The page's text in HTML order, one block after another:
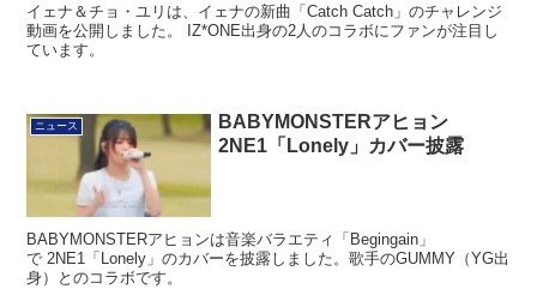
イェナ＆チョ・ユリは、イェナの新曲「Catch Catch」のチャレンジ
動画を公開しました。 IZ*ONE出身の2人のコラボにファンが注目し
ています。
ニュース
BABYMONSTERアヒョン
2NE1「Lonely」カバー披露
BABYMONSTERアヒョンは音楽バラエティ「Begingain」
で 2NE1「Lonely」のカバーを披露しました。歌手のGUMMY（YG出
身）とのコラボです。